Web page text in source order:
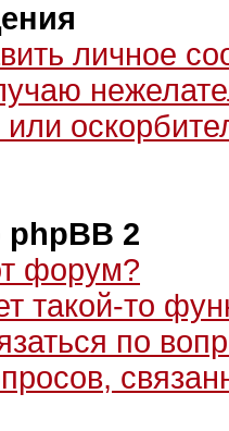
личное
2
форум?
такой-то
по